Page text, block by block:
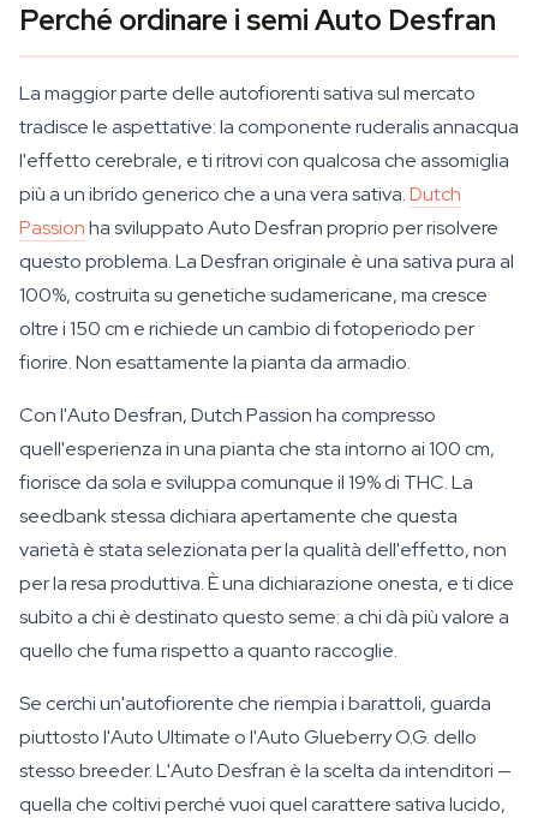
Perché ordinare i semi Auto Desfran
La maggior parte delle autofiorenti sativa sul mercato
tradisce le aspettative: la componente ruderalis annacqua
l'effetto cerebrale, e ti ritrovi con qualcosa che assomiglia
più a un ibrido generico che a una vera sativa.Dutch
Passionha sviluppato Auto Desfran proprio per risolvere
questo problema. La Desfran originale è una sativa pura al
100%, costruita su genetiche sudamericane, ma cresce
oltre i 150 cm e richiede un cambio di fotoperiodo per
fiorire. Non esattamente la pianta da armadio.
Con l'Auto Desfran, Dutch Passion ha compresso
quell'esperienza in una pianta che sta intorno ai 100 cm,
fiorisce da sola e sviluppa comunque il 19% di THC. La
seedbank stessa dichiara apertamente che questa
varietà è stata selezionata per la qualità dell'effetto, non
per la resa produttiva. È una dichiarazione onesta, e ti dice
subito a chi è destinato questo seme: a chi dà più valore a
quello che fuma rispetto a quanto raccoglie.
Se cerchi un'autofiorente che riempia i barattoli, guarda
piuttosto l'Auto Ultimate o l'Auto Glueberry O.G. dello
stesso breeder. L'Auto Desfran è la scelta da intenditori —
quella che coltivi perché vuoi quel carattere sativa lucido,